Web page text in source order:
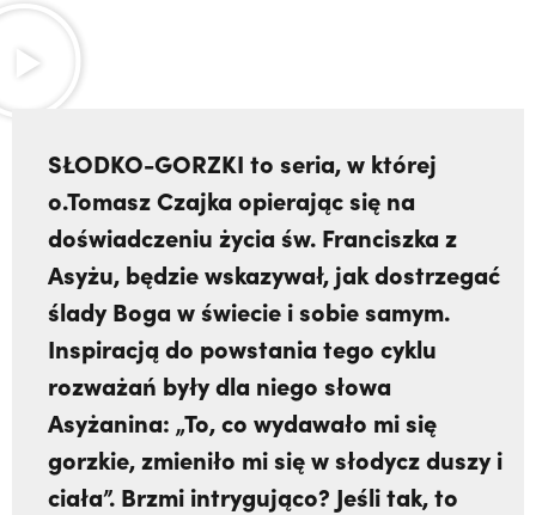
SŁODKO-GORZKI to seria, w której
o.Tomasz Czajka opierając się na
doświadczeniu życia św. Franciszka z
Asyżu, będzie wskazywał, jak dostrzegać
ślady Boga w świecie i sobie samym.
Inspiracją do powstania tego cyklu
rozważań były dla niego słowa
Asyżanina: „To, co wydawało mi się
gorzkie, zmieniło mi się w słodycz duszy i
ciała”. Brzmi intrygująco? Jeśli tak, to